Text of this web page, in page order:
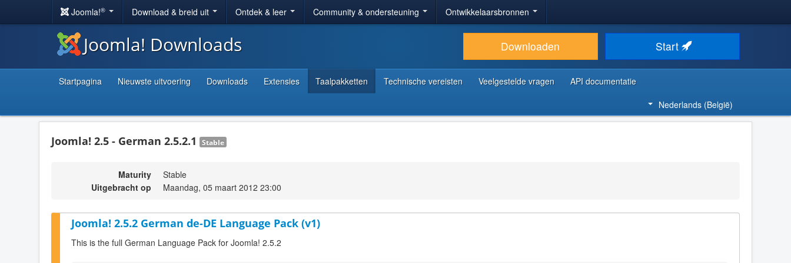
Joomla!® Download & breid uit Ontdek & leer Community & ondersteuning Ontwikkelaarsbronnen
Joomla! Downloads Downloaden Start
Startpagina Nieuwste uitvoering Downloads Extensies Taalpakketten Technische vereisten Veelgestelde vragen
API documentatie
Nederlands (België)
Joomla! 2.5 - German 2.5.2.1 Stable
Maturity
Stable
Uitgebracht op
Maandag, 05 maart 2012 23:00
Joomla! 2.5.2 German de-DE Language Pack (v1)
This is the full German Language Pack for Joomla! 2.5.2